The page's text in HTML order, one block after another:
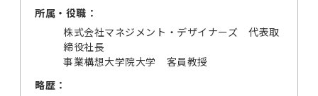
所属・役職：
株式会社マネジメント・デザイナーズ 代表取
締役社長
事業構想大学院大学 客員教授
略歴：